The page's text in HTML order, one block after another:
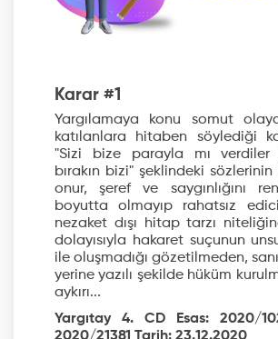
Karar #1
Yargılamaya konu somut
katılanlara hitaben söylediği
"Sizi bize parayla mı
bırakın bizi" şeklindeki sözlerinin
onur, şeref ve saygınlığını
boyutta olmayıp rahatsız
nezaket dışı hitap tarzı
dolayısıyla hakaret suçunun
ile oluşmadığı gözetilmeden,
yerine yazılı şekilde hüküm
aykırı...
Yargıtay 4. CD Esas: 2020/